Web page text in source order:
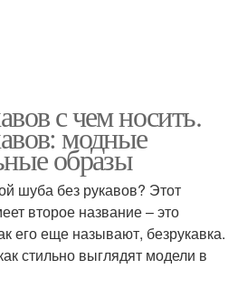
с чем носить.
модные
образы
шуба без рукавов? Этот
второе название – это
его еще называют, безрукавка.
стильно выглядят модели в